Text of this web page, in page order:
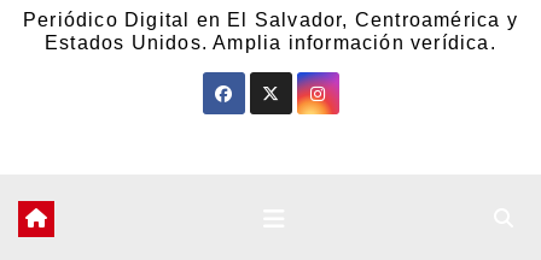
Periódico Digital en El Salvador, Centroamérica y
Estados Unidos. Amplia información verídica.